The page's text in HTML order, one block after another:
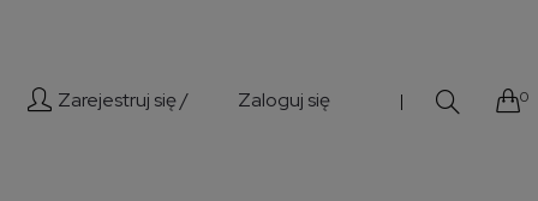
Zarejestruj się / Zaloguj się | 0